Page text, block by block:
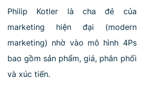
Philip Kotler là cha đẻ của
marketing hiện đại (modern
marketing) nhờ vào mô hình 4Ps
bao gồm sản phẩm, giá, phân phối
và xúc tiến.